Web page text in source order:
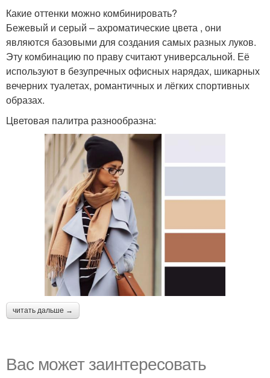
Какие оттенки можно комбинировать?
Бежевый и серый – ахроматические цвета , они
являются базовыми для создания самых разных луков.
Эту комбинацию по праву считают универсальной. Её
используют в безупречных офисных нарядах, шикарных
вечерних туалетах, романтичных и лёгких спортивных
образах.
Цветовая палитра разнообразна:
читать дальше →
Вас может заинтересовать